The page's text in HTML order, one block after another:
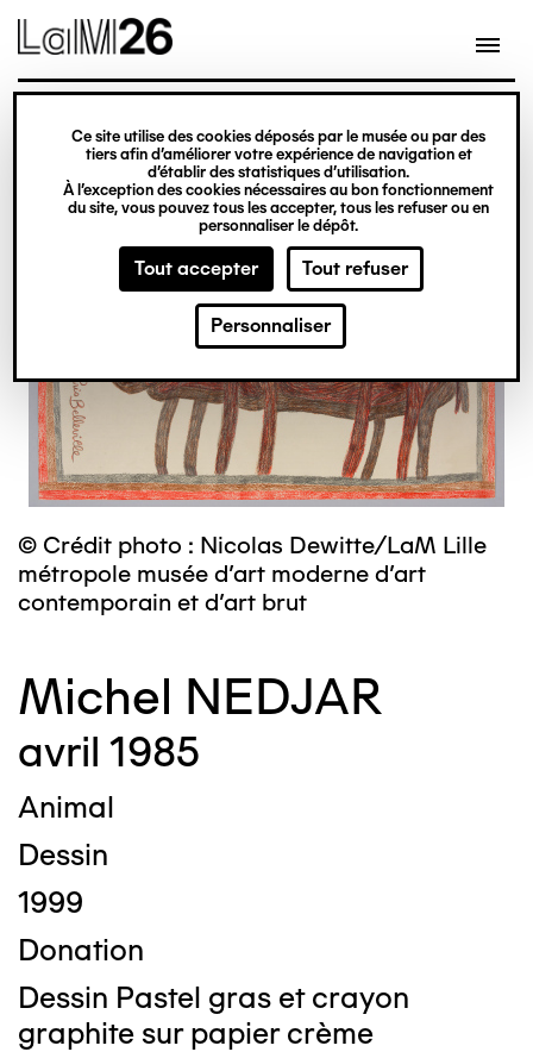
Gestion des cookies
Ce site utilise des cookies déposés par le musée ou par des
tiers afin d’améliorer votre expérience de navigation et
d’établir des statistiques d’utilisation.
À l’exception des cookies nécessaires au bon fonctionnement
du site, vous pouvez tous les accepter, tous les refuser ou en
personnaliser le dépôt.
Tout accepter Tout refuser
Personnaliser
contenu
© Crédit photo : Nicolas Dewitte/LaM Lille
métropole musée d’art moderne d’art
contemporain et d’art brut
Michel NEDJAR
avril 1985
Animal
Dessin
1999
Donation
Dessin Pastel gras et crayon
graphite sur papier crème